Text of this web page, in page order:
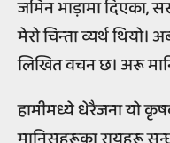
जमिन भाड़ामा दिएका,
मेरो चिन्ता व्यर्थ
लिखित वचन छ। अरू
हामीमध्ये धेरैजना यो